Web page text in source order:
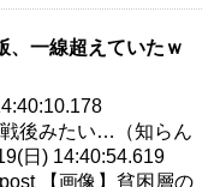
、一線超えていたｗ
戦後みたい…（知らん
日) 14:40:54.619
【画像】貧困層の